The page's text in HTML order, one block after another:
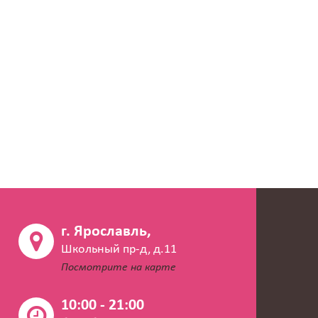
г. Ярославль,
Школьный пр-д, д.11
Посмотрите на карте
10:00 - 21:00